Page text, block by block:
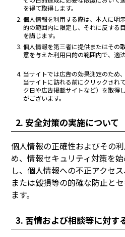
を得て取得します。
個人情報を利用する際は、本人に明
的の範囲内に限定し、それに反する
を講じます。
個人情報を第三者に提供またはその
意を与えた利用目的の範囲内で、適
当サイトでは広告の効果測定のため
当サイトに訪れる前にクリックされ
ク日や広告掲載サイトなど）を取得
がございます。
2. 安全対策の実施について
個人情報の正確性およびその
め、情報セキュリティ対策を
し、個人情報への不正アクセ
または毀損等の的確な防止と
ます。
3. 苦情および相談等に対す